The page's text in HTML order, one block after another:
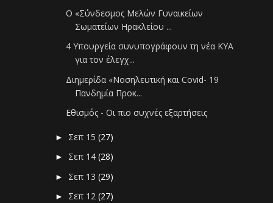
Ο «Σύνδεσμος Μελών Γυναικείων
Σωματείων Ηρακλείου ...
4 Υπουργεία συνυπογράφουν τη νέα ΚΥΑ
για τον έλεγχ...
Διημερίδα «Νοσηλευτική και Covid- 19
Πανδημία Προκ...
Εθισμός - Οι πιο συχνές εξαρτήσεις
► Σεπ 15(27)
► Σεπ 14(28)
► Σεπ 13(29)
► Σεπ 12(27)